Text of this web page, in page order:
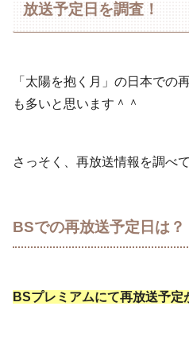
放送予定日を調査！
「太陽を抱く月」の日本での
も多いと思います＾＾
さっそく、再放送情報を調べ
BSでの再放送予定日は？
BSプレミアムにて再放送予定